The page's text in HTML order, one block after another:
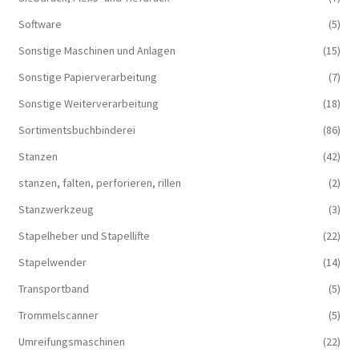
Software
(5)
Sonstige Maschinen und Anlagen
(15)
Sonstige Papierverarbeitung
(7)
Sonstige Weiterverarbeitung
(18)
Sortimentsbuchbinderei
(86)
Stanzen
(42)
stanzen, falten, perforieren, rillen
(2)
Stanzwerkzeug
(3)
Stapelheber und Stapellifte
(22)
Stapelwender
(14)
Transportband
(5)
Trommelscanner
(5)
Umreifungsmaschinen
(22)